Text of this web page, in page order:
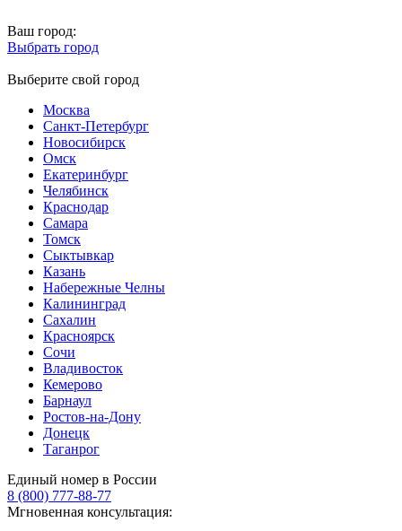
Ваш город:
Выбрать город
Выберите свой город
Москва
Санкт-Петербург
Новосибирск
Омск
Екатеринбург
Челябинск
Краснодар
Самара
Томск
Сыктывкар
Казань
Набережные Челны
Калининград
Сахалин
Красноярск
Сочи
Владивосток
Кемерово
Барнаул
Ростов-на-Дону
Донецк
Таганрог
Единый номер в России
8 (800) 777-88-77
Мгновенная консультация: